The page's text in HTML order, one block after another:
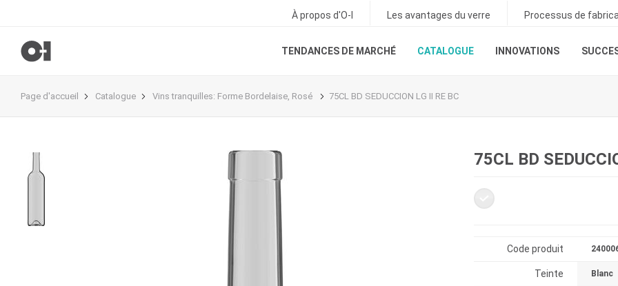
À propos d'O-I Les avantages du verre Processus de
TENDANCES DE MARCHÉ CATALOGUE INNOVATIONS
Page d'accueil Catalogue Vins tranquilles: Forme Bordelaise, Rosé 75CL BD SEDUCCION LG II RE BC
75CL BD
Code produit
Teinte Blanc